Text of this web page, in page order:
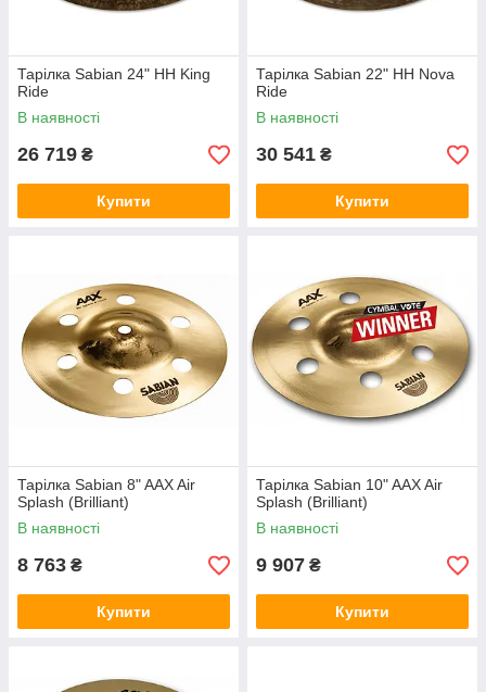
Тарілка Sabian 24" HH King
Ride
В наявності
26 719 ₴
Купити
Тарілка Sabian 22" HH Nova
Ride
В наявності
30 541 ₴
Купити
Тарілка Sabian 8" AAX Air
Splash (Brilliant)
В наявності
8 763 ₴
Купити
Тарілка Sabian 10" AAX Air
Splash (Brilliant)
В наявності
9 907 ₴
Купити